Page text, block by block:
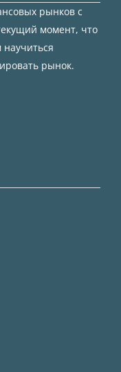
рынков с
момент, что
рынок.